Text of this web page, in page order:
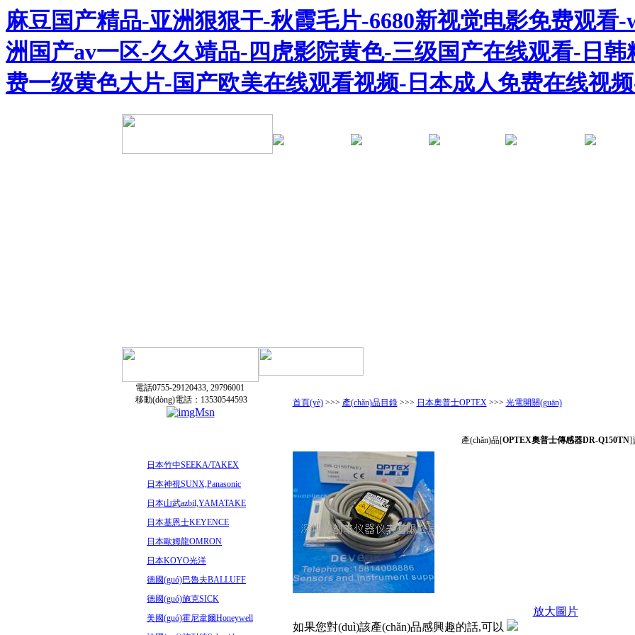
麻豆国产精品-亚洲狠狠干-秋霞毛片-6680新视觉电影免费观看
洲国产av一区-久久靖品-四虎影院黄色-三级国产在线观看-日
费一级黄色大片-国产欧美在线观看视频-日本成人免费在线视
電話0755-29120433, 29796001
移動(dòng)電話：13530544593
日本竹中SEEKA/TAKEX
日本神視SUNX,Panasonic
日本山武azbil,YAMATAKE
日本基恩士KEYENCE
日本歐姆龍OMRON
日本KOYO光洋
德國(guó)巴魯夫BALLUFF
德國(guó)施克SICK
美國(guó)霍尼韋爾Honeywell
首頁(yè)>>> 產(chǎn)品目錄>>> 日本奧普士OPTEX>>> 光電開關(guān)
產(chǎn)品[OPTEX奧普士傳感器DR-Q150TN]
放大圖片
如果您對(duì)該產(chǎn)品感興趣的話,可以